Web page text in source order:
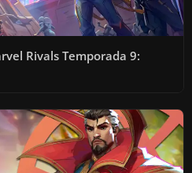
I
D
E
O
Rivals Temporada 9: